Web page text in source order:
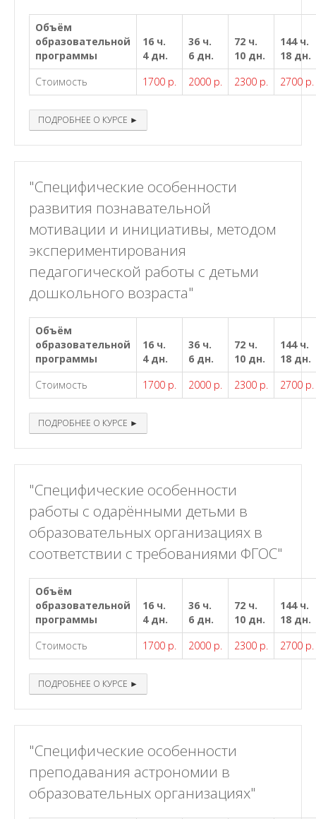
Объём
образовательной
программы
16 ч.
4 дн.
36 ч.
6 дн.
72 ч.
10 дн.
144 ч.
18 дн.
Стоимость
1700 р. 2000 р. 2300 р. 2700 р.
ПОДРОБНЕЕ О КУРСЕ ►
"Специфические особенности
развития познавательной
мотивации и инициативы, методом
экспериментирования
педагогической работы с детьми
дошкольного возраста"
Объём
образовательной
программы
16 ч.
4 дн.
36 ч.
6 дн.
72 ч.
10 дн.
144 ч.
18 дн.
Стоимость
1700 р. 2000 р. 2300 р. 2700 р.
ПОДРОБНЕЕ О КУРСЕ ►
"Специфические особенности
работы с одарёнными детьми в
образовательных организациях в
соответствии с требованиями ФГОС"
Объём
образовательной
программы
16 ч.
4 дн.
36 ч.
6 дн.
72 ч.
10 дн.
144 ч.
18 дн.
Стоимость
1700 р. 2000 р. 2300 р. 2700 р.
ПОДРОБНЕЕ О КУРСЕ ►
"Специфические особенности
преподавания астрономии в
образовательных организациях"